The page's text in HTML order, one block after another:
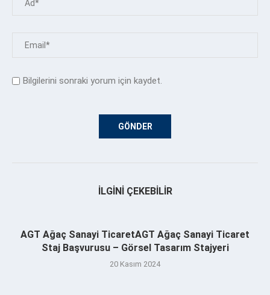
Bilgilerini sonraki yorum için kaydet.
İLGINI ÇEKEBILIR
AGT Ağaç Sanayi TicaretAGT Ağaç Sanayi Ticaret
Staj Başvurusu – Görsel Tasarım Stajyeri
20 Kasım 2024